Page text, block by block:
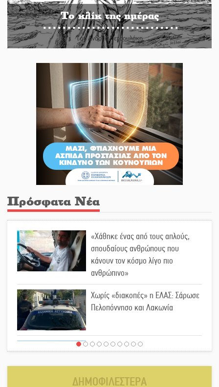
Το κλίκ της ημέρας
Του Ανδρέα Πετρουλάκη
Πρόσφατα Νέα
«Χάθηκε ένας από τους απλούς,
σπουδαίους ανθρώπους που
κάνουν τον κόσμο λίγο πιο
ανθρώπινο»
Χωρίς «διακοπές» η ΕΛΑΣ: Σάρωσε
Πελοπόννησο και Λακωνία
«Έφυγε» ένας γνήσιος Δάσκαλος
ΔΗΜΟΦΙΛΕΣΤΕΡΑ